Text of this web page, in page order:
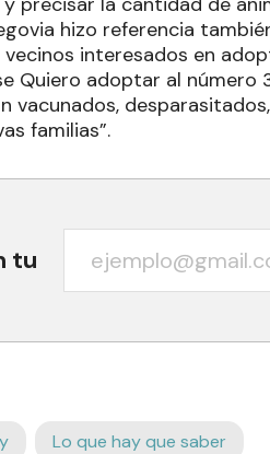
hizo referencia
vecinos interesados en
Quiero adoptar al
vacunados,
familias”.
tu
Lo que hay que saber